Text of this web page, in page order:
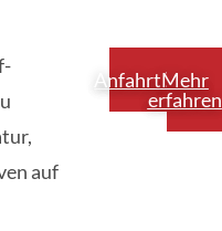
auf
AnfahrtMehr
erfahren